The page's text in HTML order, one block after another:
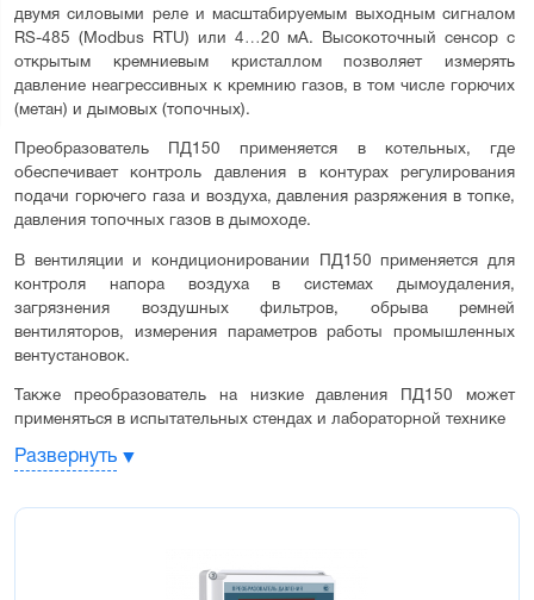
двумя силовыми реле и масштабируемым выходным сигналом
RS-485 (Modbus RTU) или 4…20 мА. Высокоточный сенсор с
открытым кремниевым кристаллом позволяет измерять
давление неагрессивных к кремнию газов, в том числе горючих
(метан) и дымовых (топочных).
Преобразователь ПД150 применяется в котельных, где
обеспечивает контроль давления в контурах регулирования
подачи горючего газа и воздуха, давления разряжения в топке,
давления топочных газов в дымоходе.
В вентиляции и кондиционировании ПД150 применяется для
контроля напора воздуха в системах дымоудаления,
загрязнения воздушных фильтров, обрыва ремней
вентиляторов, измерения параметров работы промышленных
вентустановок.
Также преобразователь на низкие давления ПД150 может
применяться в испытательных стендах и лабораторной технике
Среда измерения:
Неагрессивные газы, в том числе горючие и дымовые
Развернуть